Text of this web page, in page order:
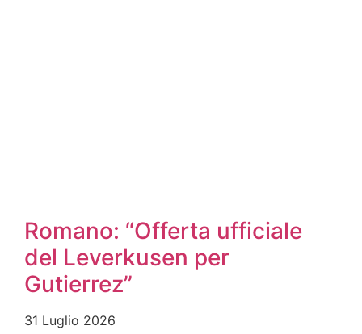
Romano: “Offerta ufficiale
del Leverkusen per
Gutierrez”
31 Luglio 2026